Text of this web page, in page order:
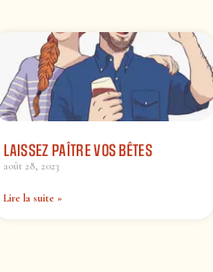
LAISSEZ PAÎTRE VOS BÊTES
août 28, 2023
Lire la suite »